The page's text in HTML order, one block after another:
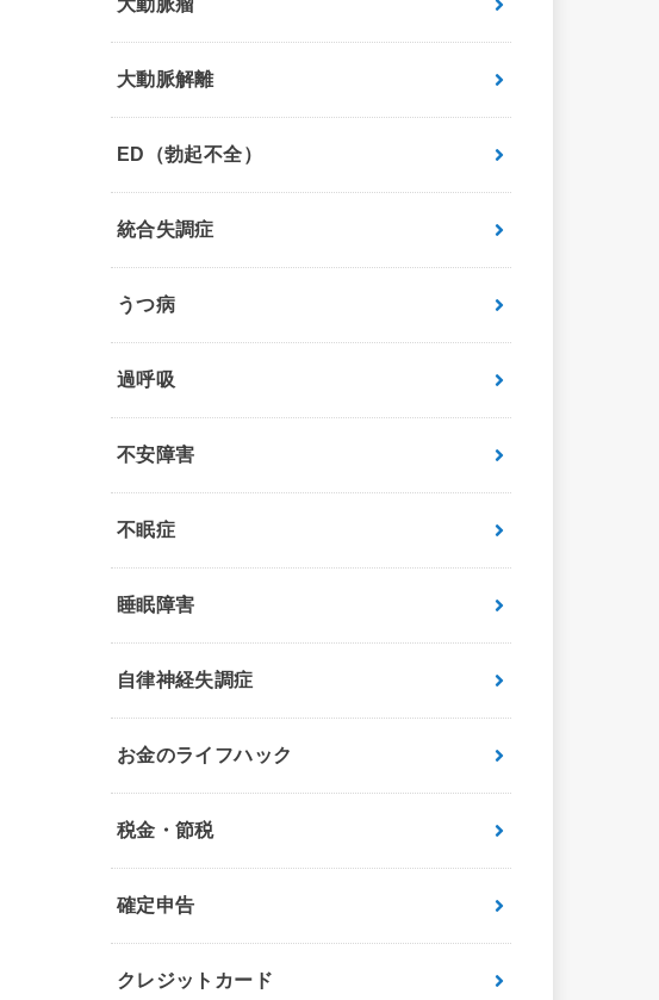
大動脈解離
ED（勃起不全）
統合失調症
うつ病
過呼吸
不安障害
不眠症
睡眠障害
自律神経失調症
お金のライフハック
税金・節税
確定申告
クレジットカード